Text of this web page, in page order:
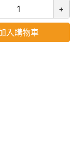
+
入購物車